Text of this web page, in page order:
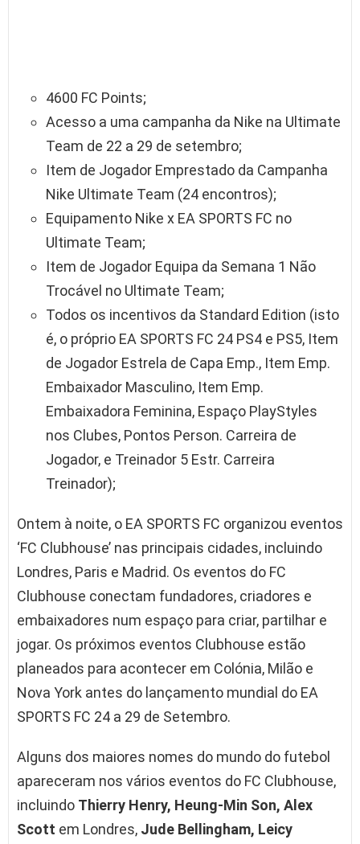
4600 FC Points;
Acesso a uma campanha da Nike na Ultimate
Team de 22 a 29 de setembro;
Item de Jogador Emprestado da Campanha
Nike Ultimate Team (24 encontros);
Equipamento Nike x EA SPORTS FC no
Ultimate Team;
Item de Jogador Equipa da Semana 1 Não
Trocável no Ultimate Team;
Todos os incentivos da Standard Edition (isto
é, o próprio EA SPORTS FC 24 PS4 e PS5, Item
de Jogador Estrela de Capa Emp., Item Emp.
Embaixador Masculino, Item Emp.
Embaixadora Feminina, Espaço PlayStyles
nos Clubes, Pontos Person. Carreira de
Jogador, e Treinador 5 Estr. Carreira
Treinador);
Ontem à noite, o EA SPORTS FC organizou eventos
‘FC Clubhouse’ nas principais cidades, incluindo
Londres, Paris e Madrid. Os eventos do FC
Clubhouse conectam fundadores, criadores e
embaixadores num espaço para criar, partilhar e
jogar. Os próximos eventos Clubhouse estão
planeados para acontecer em Colónia, Milão e
Nova York antes do lançamento mundial do EA
SPORTS FC 24 a 29 de Setembro.
Alguns dos maiores nomes do mundo do futebol
apareceram nos vários eventos do FC Clubhouse,
incluindo Thierry Henry, Heung-Min Son, Alex
Scott em Londres, Jude Bellingham, Leicy